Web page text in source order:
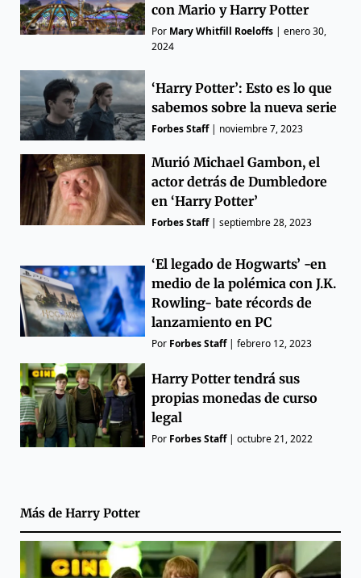
con Mario y Harry Potter
Por Mary Whitfill Roeloffs |enero 30,
2024
‘Harry Potter’: Esto es lo que
sabemos sobre la nueva serie
Forbes Staff| noviembre 7, 2023
Murió Michael Gambon, el
actor detrás de Dumbledore
en ‘Harry Potter’
Forbes Staff|septiembre 28, 2023
‘El legado de Hogwarts’ -en
medio de la polémica con J.K.
Rowling- bate récords de
lanzamiento en PC
Por Forbes Staff|febrero 12, 2023
Harry Potter tendrá sus
propias monedas de curso
legal
Por Forbes Staff|octubre 21, 2022
Más de Harry Potter